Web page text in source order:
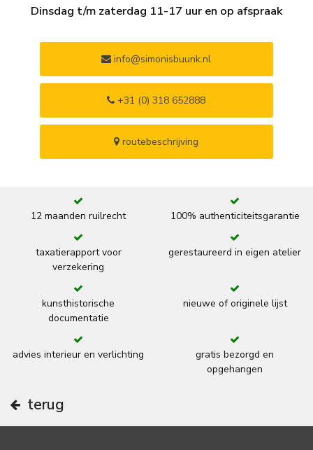
Dinsdag t/m zaterdag 11-17 uur en op afspraak
info@simonisbuunk.nl
+31 (0) 318 652888
routebeschrijving
12 maanden ruilrecht 100% authenticiteitsgarantie
taxatierapport voor
verzekering
gerestaureerd in eigen atelier
kunsthistorische
documentatie
nieuwe of originele lijst
advies interieur en verlichting
gratis bezorgd en
opgehangen
terug